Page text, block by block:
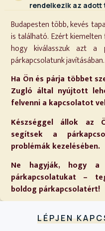
rendelkezik az
Budapesten több, kevés
is található. Ezért
hogy kiválasszuk azt a
párkapcsolatunk javításában.
Ha Ön és párja többet
Zugló által nyújtott
felvenni a kapcsolatot
Készséggel állok az
segítsek a
problémák kezelésében.
Ne hagyják, hogy a
párkapcsolatukat –
boldog párkapcsolatért!
LÉPJEN